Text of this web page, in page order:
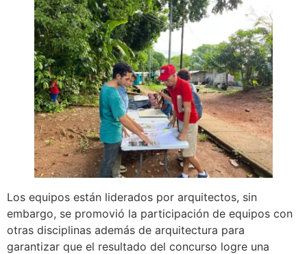
Los equipos están liderados por arquitectos, sin
embargo, se promovió la participación de equipos con
otras disciplinas además de arquitectura para
garantizar que el resultado del concurso logre una